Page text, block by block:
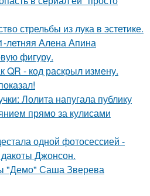
стрельбы из лука в эстетике.
летняя Алена Апина
фигуру.
QR - код раскрыл измену.
Лолита напугала публику
прямо за кулисами
одной фотосессией -
дакоты Джонсон.
"Демо" Саша Зверева